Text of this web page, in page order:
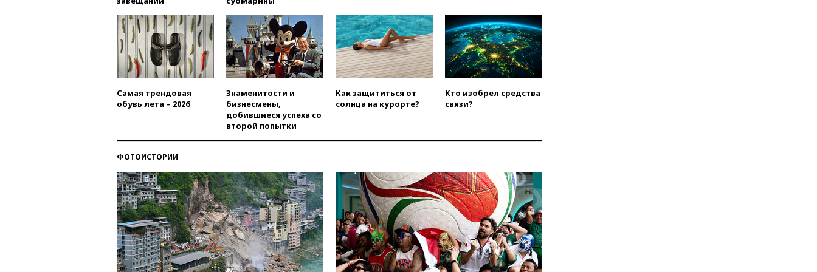
фигуристкам Валиевой и
Трусовой
вчера, 19:35Зеленский
впервые совершил
официальный визит в Сербию
погибла во Французских
Альпах
горение на складе в Брянске
отчиталось об ударах по двум
украинским сухогрузам в
Черном море
вчера, 18:47 Школьники из РФ
стали абсолютными
чемпионами на олимпиаде по
ИИ
Самая трендовая
обувь лета – 2026
Знаменитости и
бизнесмены,
добившиеся успеха со
второй попытки
Как защититься от
солнца на курорте?
Кто изобрел средства
связи?
ФОТОИСТОРИИ